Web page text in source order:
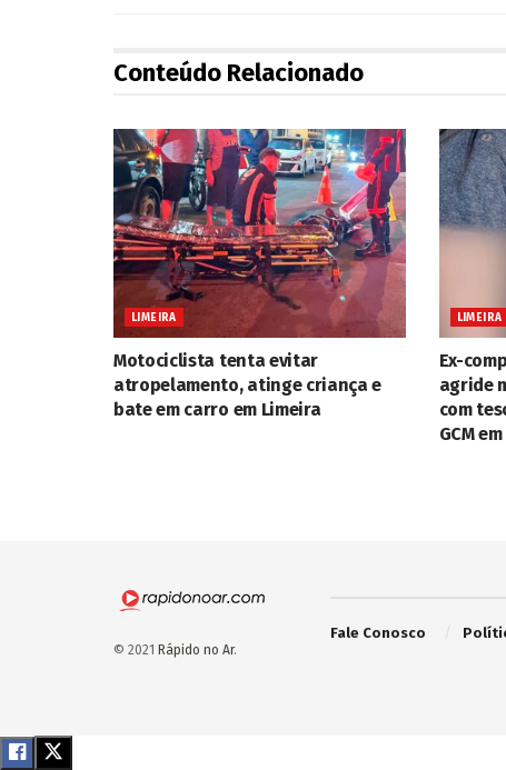
Conteúdo Relacionado
LIMEIRA
Motociclista tenta evitar
atropelamento, atinge criança e
bate em carro em Limeira
LIMEIRA
Ex-
agride
com
GCM
© 2021 Rápido no Ar.
Fale Conosco